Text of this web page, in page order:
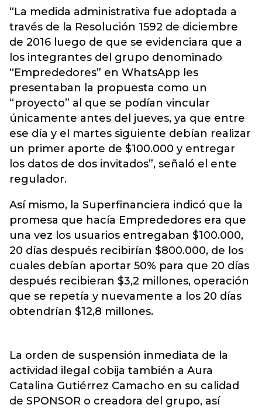
“La medida administrativa fue adoptada a
través de la Resolución 1592 de diciembre
de 2016 luego de que se evidenciara que a
los integrantes del grupo denominado
“Emprededores” en WhatsApp les
presentaban la propuesta como un
“proyecto” al que se podían vincular
únicamente antes del jueves, ya que entre
ese día y el martes siguiente debían realizar
un primer aporte de $100.000 y entregar
los datos de dos invitados”, señaló el ente
regulador.
Así mismo, la Superfinanciera indicó que la
promesa que hacía Emprededores era que
una vez los usuarios entregaban $100.000,
20 días después recibirían $800.000, de los
cuales debían aportar 50% para que 20 días
después recibieran $3,2 millones, operación
que se repetía y nuevamente a los 20 días
obtendrían $12,8 millones.
La orden de suspensión inmediata de la
actividad ilegal cobija también a Aura
Catalina Gutiérrez Camacho en su calidad
de SPONSOR o creadora del grupo, así